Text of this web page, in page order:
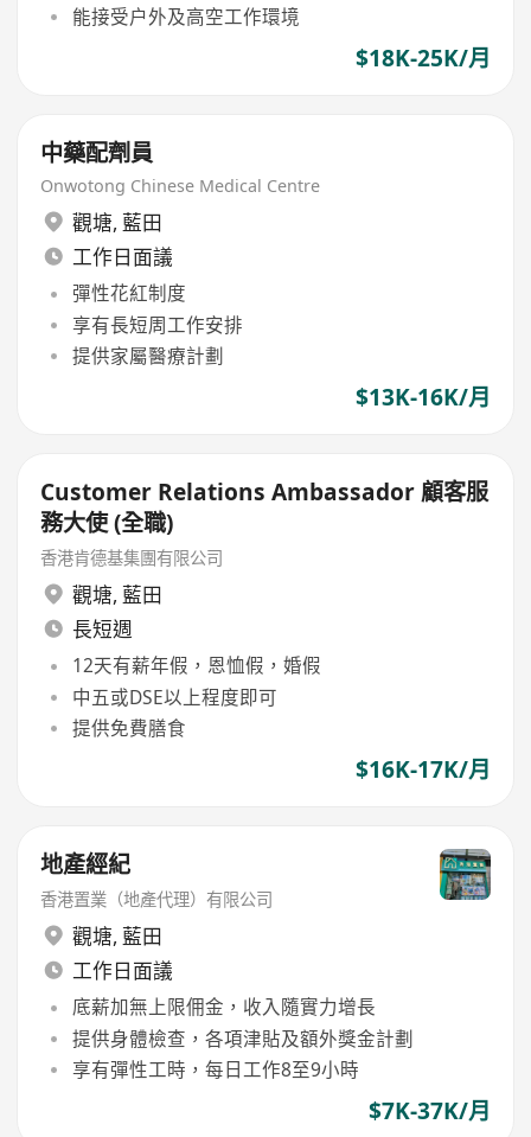
能接受户外及高空工作環境
$18K-25K/月
中藥配劑員
Onwotong Chinese Medical Centre
觀塘, 藍田
工作日面議
彈性花紅制度
享有長短周工作安排
提供家屬醫療計劃
$13K-16K/月
Customer Relations Ambassador 顧客服
務大使 (全職)
香港肯德基集團有限公司
觀塘, 藍田
長短週
12天有薪年假，恩恤假，婚假
中五或DSE以上程度即可
提供免費膳食
$16K-17K/月
地產經紀
香港置業（地產代理）有限公司
觀塘, 藍田
工作日面議
底薪加無上限佣金，收入隨實力增長
提供身體檢查，各項津貼及額外獎金計劃
享有彈性工時，每日工作8至9小時
$7K-37K/月